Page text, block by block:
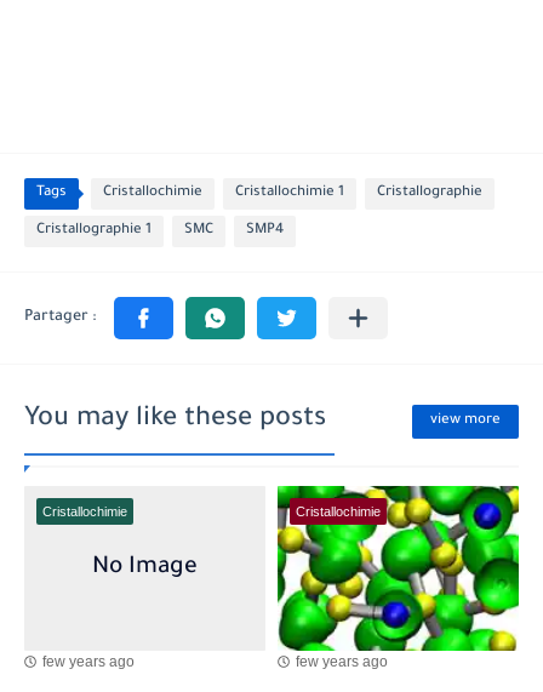
Tags Cristallochimie Cristallochimie 1 Cristallographie
Cristallographie 1 SMC SMP4
You may like these posts view more
Cristallochimie
few years ago
Cristallochimie
few years ago